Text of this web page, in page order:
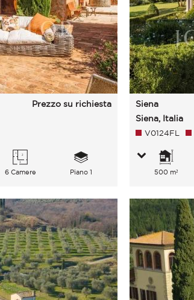
Prezzo su richiesta
6 Camere Piano 1
Siena
Siena, Italia
V0124FL
500 m²